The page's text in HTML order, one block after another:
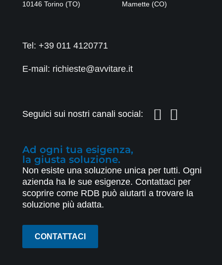
10146 Torino (TO)
Mamette(CO)
Tel: +39 011 4120771
E-mail: richieste@avvitare.it
Seguici sui nostri canali social:
Ad ogni tua esigenza,
la giusta soluzione.
Non esiste una soluzione unica per tutti. Ogni
azienda ha le sue esigenze. Contattaci per
scoprire come RDB può aiutarti a trovare la
soluzione più adatta.
CONTATTACI